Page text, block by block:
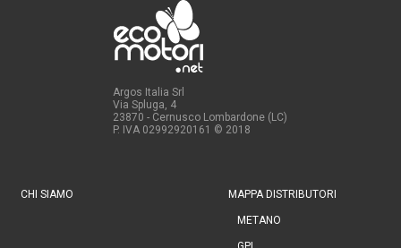
Argos Italia Srl
Via Spluga, 4
23870 - Cernusco Lombardone (LC)
P. IVA 02992920161 © 2018
CHI SIAMO MAPPA DISTRIBUTORI
METANO